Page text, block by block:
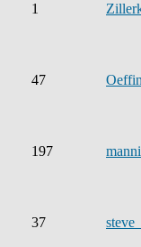
1
47
197 manni
37